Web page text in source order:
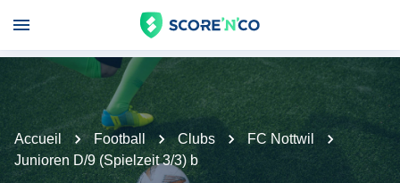
Accueil Football Clubs
FC Nottwil
Junioren D/9 (Spielzeit 3/3) b